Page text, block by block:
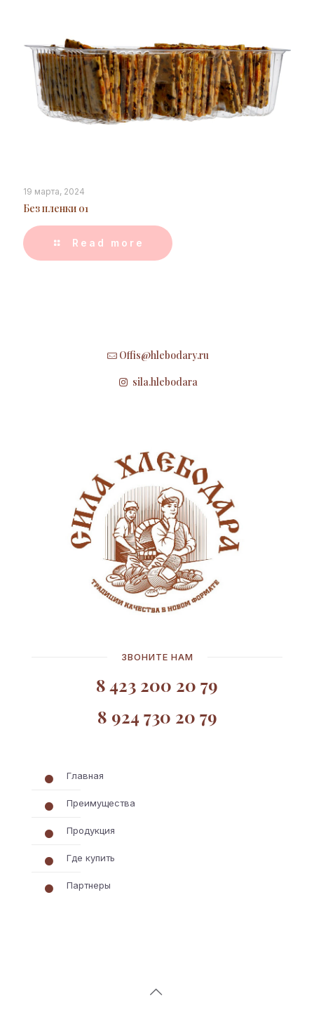
19 марта, 2024
Без пленки 01
Read more
Offis@hlebodary.ru
sila.hlebodara
ЗВОНИТЕ НАМ
8 423 200 20 79
8 924 730 20 79
Главная
Преимущества
Продукция
Где купить
Партнеры